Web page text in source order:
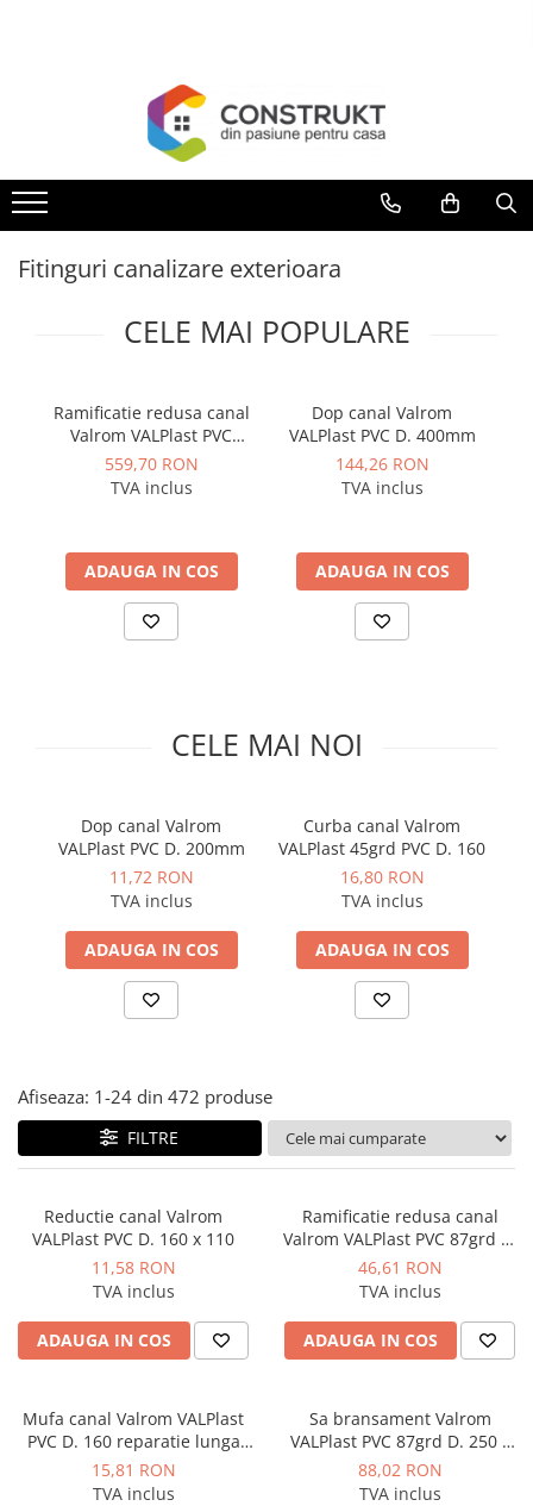
Termoseminee, seminee si sobe
Cazane pe combustibil solid
Cazane pe combustibil gazos/lichid
Aeroterme si destratificatoare de
Radiatoare si convectoare
Incalzire in pardoseala
Panouri radiante si incalzitoare cu
Schimbatoare de caldura
Pompe de caldura
Generatoare de abur
egalizare
Pompe de circulatie si accesorii
Vase de expansiune termice
Detectoare si regulatoare de gaz si
Producere apa calda menajera
Instant apa calda pe gaz / GPL
Panouri solare si fotovoltaice
Panouri solare cu tuburi vidate
Pachete complete panouri solare
Echipamente pentru panouri
Panouri solare fotovoltaice
Perdele de aer
Ventiloconvectoare si sisteme VRF
Fitinguri canalizare exterioara
CELE MAI POPULARE
Ramificatie redusa canal
Valrom VALPlast PVC
87grd D. 400 x 315
559,70 RON
TVA inclus
ADAUGA IN COS
Dop canal Valrom
VALPlast PVC D. 400mm
144,26 RON
TVA inclus
ADAUGA IN COS
CELE MAI NOI
Dop canal Valrom
VALPlast PVC D. 200mm
11,72 RON
TVA inclus
ADAUGA IN COS
Curba canal Valrom
VALPlast 45grd PVC D. 160
16,80 RON
TVA inclus
ADAUGA IN COS
Afiseaza: 1-24 din 472 produse
FILTRE
Reductie canal Valrom
VALPlast PVC D. 160 x 110
11,58 RON
TVA inclus
ADAUGA IN COS
Ramificatie redusa canal
Valrom VALPlast PVC 87grd D.
200 x 110
46,61 RON
TVA inclus
ADAUGA IN COS
Mufa canal Valrom VALPlast
PVC D. 160 reparatie lunga
L151
15,81 RON
TVA inclus
Sa bransament Valrom
VALPlast PVC 87grd D. 250 x
110
88,02 RON
TVA inclus